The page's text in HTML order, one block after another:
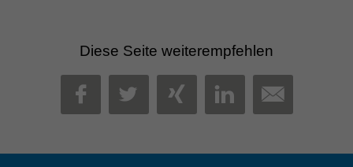
Diese Seite weiterempfehlen
FACEBOOK
TWITTER
XINGLINKEDIN
MAIL